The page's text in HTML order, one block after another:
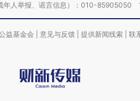
年人举报、谣言信息）：010-
益基金会 意见与反馈 提供新闻线索 联